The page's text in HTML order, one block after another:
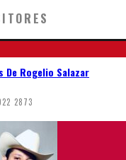
De Rogelio Salazar
2873